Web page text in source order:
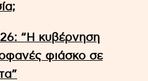
“Η κυβέρνηση
φιάσκο σε